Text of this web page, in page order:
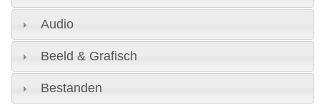
Audio
Beeld & Grafisch
Bestanden